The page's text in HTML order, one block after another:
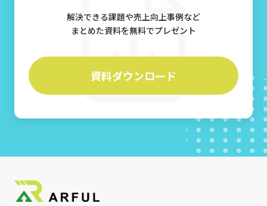
解決できる課題や売上向上事例など
まとめた資料を無料でプレゼント
資料ダウンロード